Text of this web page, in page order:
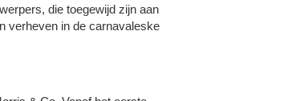
die toegewijd zijn aan
verheven in de carnavaleske